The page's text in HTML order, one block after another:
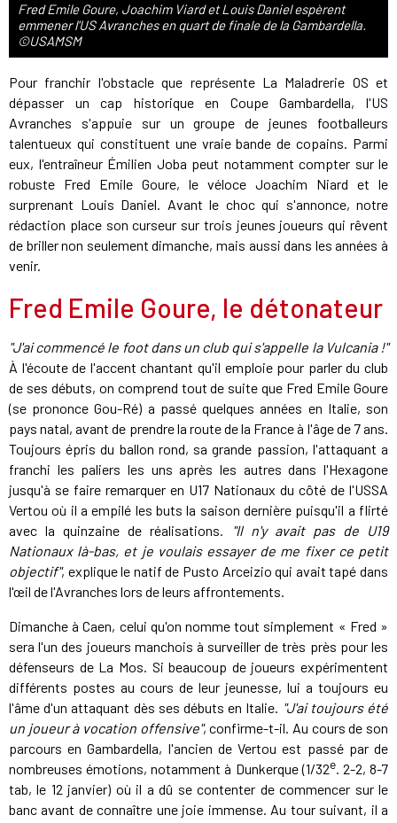
Fred Emile Goure, Joachim Viard et Louis Daniel espèrent
emmener l'US Avranches en quart de finale de la Gambardella.
©USAMSM
Pour franchir l'obstacle que représente La Maladrerie OS et
dépasser un cap historique en Coupe Gambardella, l'US
Avranches s'appuie sur un groupe de jeunes footballeurs
talentueux qui constituent une vraie bande de copains. Parmi
eux, l'entraîneur Émilien Joba peut notamment compter sur le
robuste Fred Emile Goure, le véloce Joachim Niard et le
surprenant Louis Daniel. Avant le choc qui s'annonce, notre
rédaction place son curseur sur trois jeunes joueurs qui rêvent
de briller non seulement dimanche, mais aussi dans les années à
venir.
Fred Emile Goure, le détonateur
"J'ai commencé le foot dans un club qui s'appelle la Vulcania !"
À l'écoute de l'accent chantant qu'il emploie pour parler du club
de ses débuts, on comprend tout de suite que Fred Emile Goure
(se prononce Gou-Ré) a passé quelques années en Italie, son
pays natal, avant de prendre la route de la France à l'âge de 7 ans.
Toujours épris du ballon rond, sa grande passion, l'attaquant a
franchi les paliers les uns après les autres dans l'Hexagone
jusqu'à se faire remarquer en U17 Nationaux du côté de l'USSA
Vertou où il a empilé les buts la saison dernière puisqu'il a flirté
avec la quinzaine de réalisations.
"Il n'y avait pas de U19
Nationaux là-bas, et je voulais essayer de me fixer ce petit
objectif", explique le natif de Pusto Arceizio qui avait tapé dans
l'œil de l'Avranches lors de leurs affrontements.
Dimanche à Caen, celui qu'on nomme tout simplement « Fred »
sera l'un des joueurs manchois à surveiller de très près pour les
défenseurs de La Mos. Si beaucoup de joueurs expérimentent
différents postes au cours de leur jeunesse, lui a toujours eu
l'âme d'un attaquant dès ses débuts en Italie. "J'ai toujours été
un joueur à vocation offensive", confirme-t-il. Au cours de son
parcours en Gambardella, l'ancien de Vertou est passé par de
nombreuses émotions, notamment à Dunkerque (1/32e. 2-2, 8-7
tab, le 12 janvier) où il a dû se contenter de commencer sur le
banc avant de connaître une joie immense. Au tour suivant, il a